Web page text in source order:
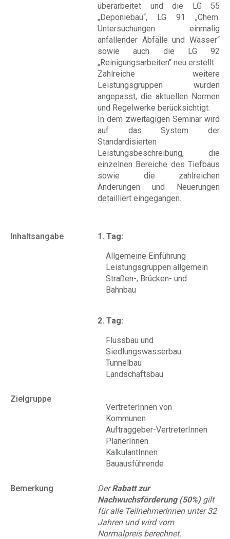
überarbeitet und die LG 55
„Deponiebau“, LG 91 „Chem.
Untersuchungen einmalig
anfallender Abfälle und Wässer“
sowie auch die LG 92
„Reinigungsarbeiten“ neu erstellt.
Zahlreiche weitere
Leistungsgruppen wurden
angepasst, die aktuellen Normen
und Regelwerke berücksichtigt.
In dem zweitägigen Seminar wird
auf das System der
Standardisierten
Leistungsbeschreibung, die
einzelnen Bereiche des Tiefbaus
sowie die zahlreichen
Änderungen und Neuerungen
detailliert eingegangen.
Inhaltsangabe
1. Tag:
Allgemeine Einführung
Leistungsgruppen allgemein
Straßen-, Brücken- und
Bahnbau
2. Tag:
Flussbau und
Siedlungswasserbau
Tunnelbau
Landschaftsbau
Zielgruppe
VertreterInnen von
Kommunen
Auftraggeber-VertreterInnen
PlanerInnen
KalkulantInnen
Bauausführende
Bemerkung DerRabatt zur
Nachwuchsförderung (50%)gilt
für alle TeilnehmerInnen unter 32
Jahren und wird vom
Normalpreis berechnet.